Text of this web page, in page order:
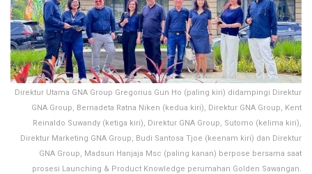
Direktur Utama GNA Group Gregorius Gun Ho (paling kiri) didampingi Direktur
GNA Group, Bernadeta Ratna Niken (kedua kiri), Direktur GNA Group, Kent
Reinaldo Suwandy (ketiga kiri), Direktur GNA Group, Sutomo (kelima kiri),
Direktur Marketing GNA Group, Budi Santosa Tjoe (keenam kiri) dan Direktur
GNA Group, Madsuri Hanjaja Msc (paling kanan) berpose bersama saat
prosesi Launching & Product Knowledge perumahan Golden Sawangan.